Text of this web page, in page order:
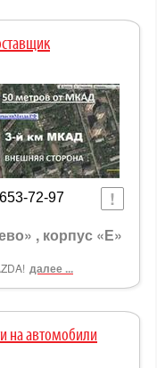
72-97
, корпус «Е»
далее ...
на автомобили